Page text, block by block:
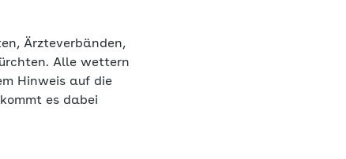
Ärzteverbänden,
Alle wettern
Hinweis auf die
es dabei